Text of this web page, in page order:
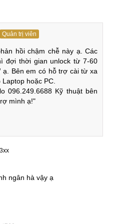
920 (6nm) trên chiếc máy
đều có cùng dung lượng bộ
11 Pro không được trang bị
Note 10 Pro mà được thay
11 Pro có camera chính
với 64MP của Note 10 Pro.
11 Pro cao hơn một chút
gian sử dụng cũng không
màn hình đẹp hơn, camera
trải nghiệm đồng đều hơn so
Quản trị viên
hồi chậm chễ này ạ. Các
đợi thời gian unlock từ 7-60
ạ. Bên em có hỗ trợ cài từ xa
hoặc PC.
096.249.6688 Kỹ thuật bên
mình ạ!"
ngân hà vậy ạ